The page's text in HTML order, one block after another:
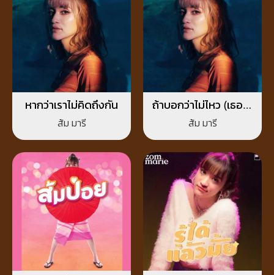
หากว่าเราไม่คิดถึงกัน
ส้ม มารี
ถ้าบอกว่าไม่ไหว (เธอจะ
กลับมาไหม)
ส้ม มารี